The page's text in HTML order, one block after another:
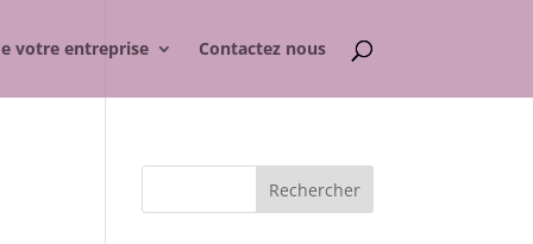
votre entreprise Contactez nous